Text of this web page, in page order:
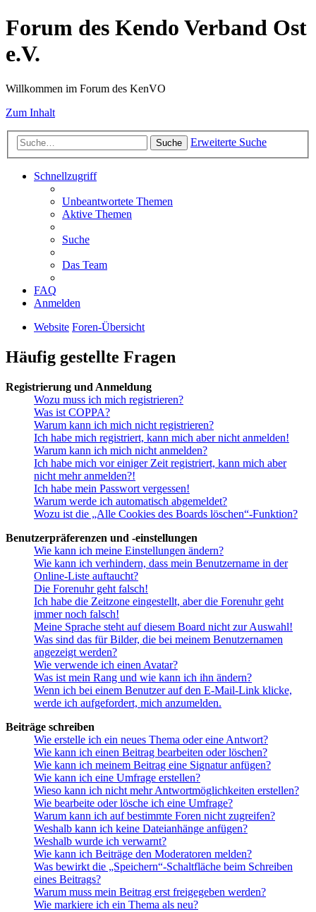
Forum des Kendo Verband Ost
e.V.
Willkommen im Forum des KenVO
Zum Inhalt
Suche Erweiterte Suche
Schnellzugriff
Unbeantwortete Themen
Aktive Themen
Suche
Das Team
FAQ
Anmelden
Website Foren-Übersicht
Häufig gestellte Fragen
Registrierung und Anmeldung
Wozu muss ich mich registrieren?
Was ist COPPA?
Warum kann ich mich nicht registrieren?
Ich habe mich registriert, kann mich aber nicht anmelden!
Warum kann ich mich nicht anmelden?
Ich habe mich vor einiger Zeit registriert, kann mich aber
nicht mehr anmelden?!
Ich habe mein Passwort vergessen!
Warum werde ich automatisch abgemeldet?
Wozu ist die „Alle Cookies des Boards löschen“-Funktion?
Benutzerpräferenzen und -einstellungen
Wie kann ich meine Einstellungen ändern?
Wie kann ich verhindern, dass mein Benutzername in der
Online-Liste auftaucht?
Die Forenuhr geht falsch!
Ich habe die Zeitzone eingestellt, aber die Forenuhr geht
immer noch falsch!
Meine Sprache steht auf diesem Board nicht zur Auswahl!
Was sind das für Bilder, die bei meinem Benutzernamen
angezeigt werden?
Wie verwende ich einen Avatar?
Was ist mein Rang und wie kann ich ihn ändern?
Wenn ich bei einem Benutzer auf den E-Mail-Link klicke,
werde ich aufgefordert, mich anzumelden.
Beiträge schreiben
Wie erstelle ich ein neues Thema oder eine Antwort?
Wie kann ich einen Beitrag bearbeiten oder löschen?
Wie kann ich meinem Beitrag eine Signatur anfügen?
Wie kann ich eine Umfrage erstellen?
Wieso kann ich nicht mehr Antwortmöglichkeiten erstellen?
Wie bearbeite oder lösche ich eine Umfrage?
Warum kann ich auf bestimmte Foren nicht zugreifen?
Weshalb kann ich keine Dateianhänge anfügen?
Weshalb wurde ich verwarnt?
Wie kann ich Beiträge den Moderatoren melden?
Was bewirkt die „Speichern“-Schaltfläche beim Schreiben
eines Beitrags?
Warum muss mein Beitrag erst freigegeben werden?
Wie markiere ich ein Thema als neu?